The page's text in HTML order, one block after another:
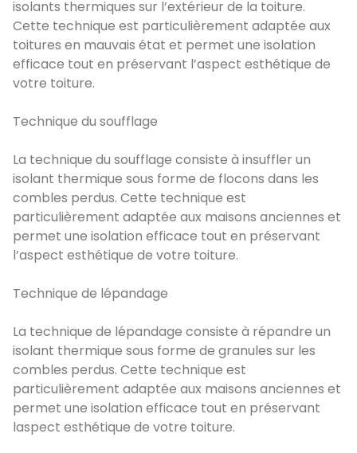
isolants thermiques sur l’extérieur de la toiture.
Cette technique est particulièrement adaptée aux
toitures en mauvais état et permet une isolation
efficace tout en préservant l’aspect esthétique de
votre toiture.
Technique du soufflage
La technique du soufflage consiste à insuffler un
isolant thermique sous forme de flocons dans les
combles perdus. Cette technique est
particulièrement adaptée aux maisons anciennes et
permet une isolation efficace tout en préservant
l’aspect esthétique de votre toiture.
Technique de lépandage
La technique de lépandage consiste à répandre un
isolant thermique sous forme de granules sur les
combles perdus. Cette technique est
particulièrement adaptée aux maisons anciennes et
permet une isolation efficace tout en préservant
laspect esthétique de votre toiture.